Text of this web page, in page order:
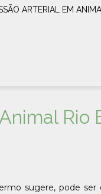
ARTERIAL EM
Rio
sugere, pode ser